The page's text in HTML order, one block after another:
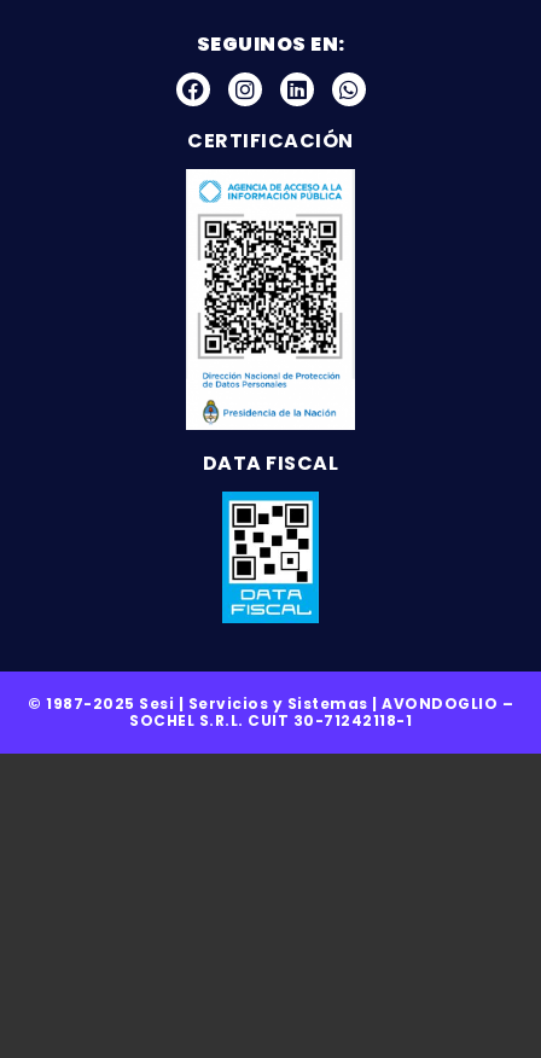
SEGUINOS EN:
CERTIFICACIÓN
DATA FISCAL
© 1987-2025 Sesi | Servicios y Sistemas | AVONDOGLIO –
SOCHEL S.R.L. CUIT 30-71242118-1